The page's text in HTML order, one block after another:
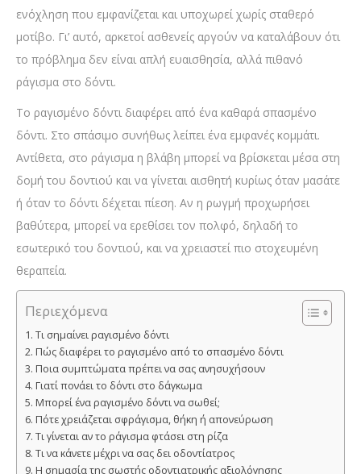
ενόχληση που εμφανίζεται και υποχωρεί χωρίς σταθερό
μοτίβο. Γι’ αυτό, αρκετοί ασθενείς αργούν να καταλάβουν ότι
το πρόβλημα δεν είναι απλή ευαισθησία, αλλά πιθανό
ράγισμα στο δόντι.
Το ραγισμένο δόντι διαφέρει από ένα καθαρά σπασμένο
δόντι. Στο σπάσιμο συνήθως λείπει ένα εμφανές κομμάτι.
Αντίθετα, στο ράγισμα η βλάβη μπορεί να βρίσκεται μέσα στη
δομή του δοντιού και να γίνεται αισθητή κυρίως όταν μασάτε
ή όταν το δόντι δέχεται πίεση. Αν η ρωγμή προχωρήσει
βαθύτερα, μπορεί να ερεθίσει τον πολφό, δηλαδή το
εσωτερικό του δοντιού, και να χρειαστεί πιο στοχευμένη
θεραπεία.
Περιεχόμενα
Τι σημαίνει ραγισμένο δόντι
Πώς διαφέρει το ραγισμένο από το σπασμένο δόντι
Ποια συμπτώματα πρέπει να σας ανησυχήσουν
Γιατί πονάει το δόντι στο δάγκωμα
Μπορεί ένα ραγισμένο δόντι να σωθεί;
Πότε χρειάζεται σφράγισμα, θήκη ή απονεύρωση
Τι γίνεται αν το ράγισμα φτάσει στη ρίζα
Τι να κάνετε μέχρι να σας δει οδοντίατρος
Η σημασία της σωστής οδοντιατρικής αξιολόγησης